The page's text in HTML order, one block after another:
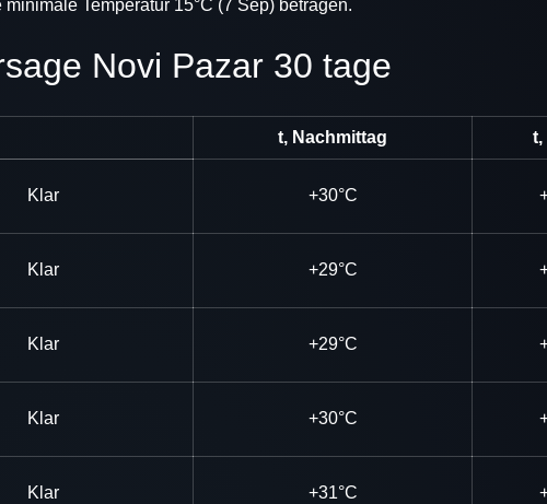
Temperatur 15°C (7 Sep) betragen.
Novi Pazar 30 tage
t, Nachmittag t,
Klar +30°C
Klar +29°C
Klar +29°C
Klar +30°C
Klar +31°C